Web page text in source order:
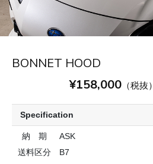
BONNET HOOD
¥158,000 （税抜）
Specification
納 期
ASK
送料区分
B7